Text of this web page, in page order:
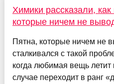
Химики рассказали,
которые ничем не
Пятна, которые ничем не
сталкивался с такой
когда любимая вещь
случае переходит в ранг